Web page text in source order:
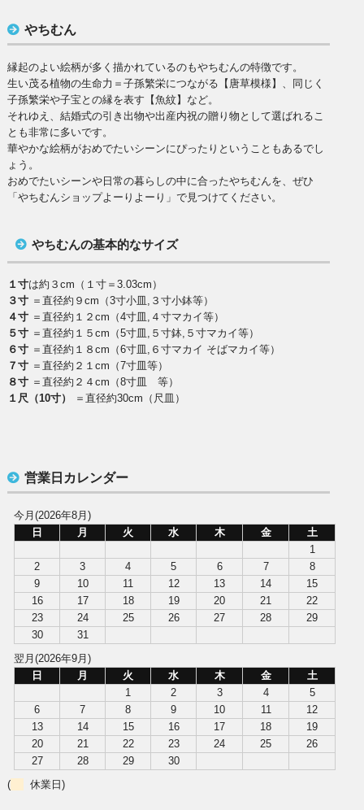
やちむん
縁起のよい絵柄が多く描かれているのもやちむんの特徴です。
生い茂る植物の生命力＝子孫繁栄につながる【唐草模様】、同じく
子孫繁栄や子宝との縁を表す【魚紋】など。
それゆえ、結婚式の引き出物や出産内祝の贈り物として選ばれるこ
とも非常に多いです。
華やかな絵柄がおめでたいシーンにぴったりということもあるでし
ょう。
おめでたいシーンや日常の暮らしの中に合ったやちむんを、ぜひ
「やちむんショップよーりよーり」で見つけてください。
やちむんの基本的なサイズ
１寸は約３cm（１寸＝3.03cm）
３寸 ＝直径約９cm（3寸小皿,３寸小鉢等）
４寸 ＝直径約１２cm（4寸皿,４寸マカイ等）
５寸 ＝直径約１５cm（5寸皿,５寸鉢,５寸マカイ等）
６寸 ＝直径約１８cm（6寸皿,６寸マカイ そばマカイ等）
７寸 ＝直径約２１cm（7寸皿等）
８寸 ＝直径約２４cm（8寸皿 等）
１尺（10寸）
＝直径約30cm（尺皿）
営業日カレンダー
今月(2026年8月)
日
月 火 水 木 金
土
1
2
3 4 5 6 7
8
9
10 11 12 13 14
15
16
17 18 19 20 21
22
23
24 25 26 27 28
29
30
31
翌月(2026年9月)
日
月 火 水 木 金
土
1
2 3 4
5
6
7 8 9 10 11
12
13
14 15 16 17 18
19
20
21 22 23 24 25
26
27
28 29
30
(
休業日)